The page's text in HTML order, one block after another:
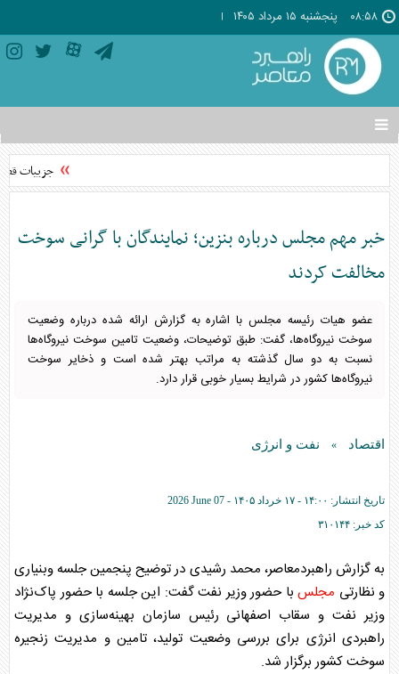
۰۸:۵۸ پنجشنبه ۱۵ مرداد ۱۴۰۵
تغییر
وضعیت
منوی
ها
جزییات
خبر مهم مجلس درباره بنزین؛ نمایندگان با گرانی سوخت
مخالفت کردند
عضو هیات رئیسه مجلس با اشاره به گزارش ارائه شده درباره وضعیت
سوخت نیروگاه‌ها، گفت: طبق توضیحات، وضعیت تامین سوخت نیروگاه‌ها
نسبت به دو سال گذشته به مراتب بهتر شده است و ذخایر سوخت
نیروگاه‌ها کشور در شرایط بسیار خوبی قرار دارد.
اقتصاد » نفت و انرژی
تاریخ انتشار: ۱۴:۰۰ - ۱۷ خرداد ۱۴۰۵ -
2026 June 07
کد خبر: ۳۱۰۱۴۴
به گزارش راهبردمعاصر، محمد رشیدی در توضیح پنجمین جلسه وبنیاری
و نظارتی مجلس با حضور وزیر نفت گفت: این جلسه با حضور پاک‌نژاد
وزیر نفت و سقاب اصفهانی رئیس سازمان بهینه‌سازی و مدیریت
راهبردی انرژی برای بررسی وضعیت تولید، تامین و مدیریت زنجیره
سوخت کشور برگزار شد.